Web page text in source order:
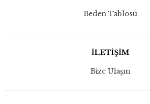
Beden Tablosu
İLETİŞİM
Bize Ulaşın